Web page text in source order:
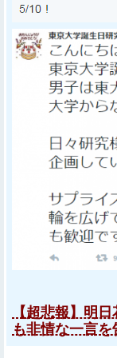
【超悲報】明
も非情な一言を